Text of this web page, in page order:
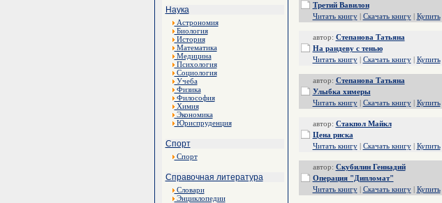
Наука
Астрономия
Биология
История
Математика
Медицина
Психология
Социология
Учеба
Физика
Философия
Химия
Экономика
Юриспруденция
Спорт
Спорт
Справочная литература
Словари
Энциклопедии
Третий Вавилон
Читать книгу| Скачать книгу| Купить
автор: Степанова Татьяна
На рандеву с тенью
Читать книгу| Скачать книгу| Купить
автор: Степанова Татьяна
Улыбка химеры
Читать книгу| Скачать книгу| Купить
автор: Стакпол Майкл
Цена риска
Читать книгу| Скачать книгу| Купить
автор: Скубилин Геннадий
Операция "Дипломат"
Читать книгу| Скачать книгу| Купить